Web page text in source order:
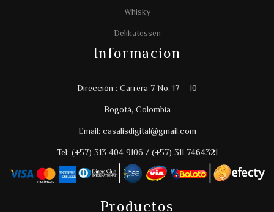
Whisky
Delikatessen
Informacion
Dirección : Carrera 7 No. 17 – 10
Bogotá, Colombia
Email: casalisdigital@gmail.com
Tel: (+57) 313 404 9106 / (+57) 311 7464321
Productos